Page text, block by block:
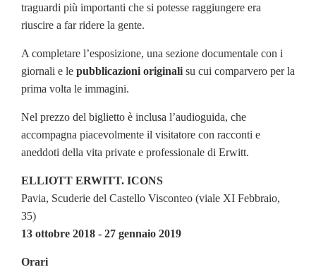
traguardi più importanti che si potesse raggiungere era
riuscire a far ridere la gente.
A completare l’esposizione, una sezione documentale con i
giornali e le pubblicazioni originali su cui comparvero per la
prima volta le immagini.
Nel prezzo del biglietto è inclusa l’audioguida, che
accompagna piacevolmente il visitatore con racconti e
aneddoti della vita private e professionale di Erwitt.
ELLIOTT ERWITT. ICONS
Pavia, Scuderie del Castello Visconteo (viale XI Febbraio,
35)
13 ottobre 2018 - 27 gennaio 2019
Orari